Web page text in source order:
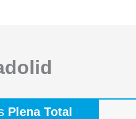
Plena Total